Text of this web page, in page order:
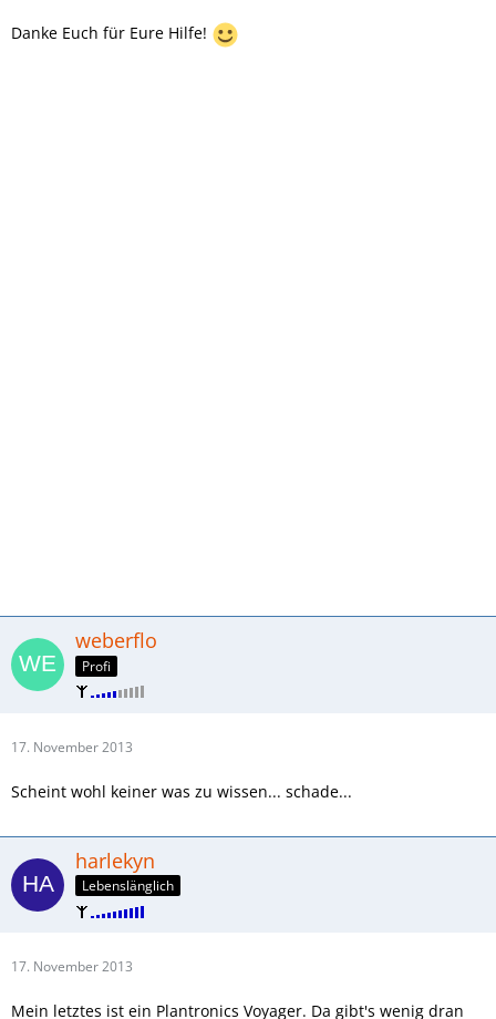
Danke Euch für Eure Hilfe!
weberflo
Profi
17. November 2013
Scheint wohl keiner was zu wissen... schade...
harlekyn
Lebenslänglich
17. November 2013
Mein letztes ist ein Plantronics Voyager. Da gibt's wenig dran